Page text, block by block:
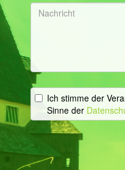
Ich stimme der
Sinne der